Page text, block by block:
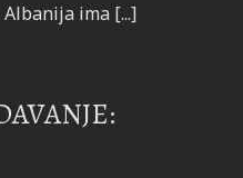
ima [...]